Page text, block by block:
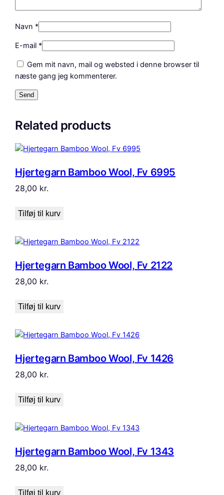
Navn *
E-mail *
Gem mit navn, mail og websted i denne browser til
næste gang jeg kommenterer.
Related products
Hjertegarn Bamboo Wool, Fv 6995
28,00 kr.
Tilføj til kurv
Hjertegarn Bamboo Wool, Fv 2122
28,00 kr.
Tilføj til kurv
Hjertegarn Bamboo Wool, Fv 1426
28,00 kr.
Tilføj til kurv
Hjertegarn Bamboo Wool, Fv 1343
28,00 kr.
Tilføj til kurv